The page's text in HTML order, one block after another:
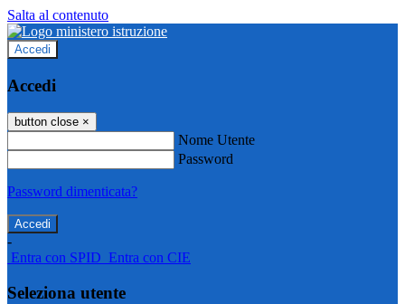
Salta al contenuto
Accedi
Accedi
button close ×
Nome Utente
Password
Password dimenticata?
-
Entra con SPID Entra con CIE
Seleziona utente